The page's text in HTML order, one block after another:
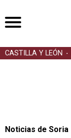
CASTILLA Y LEÓN
Noticias de Soria